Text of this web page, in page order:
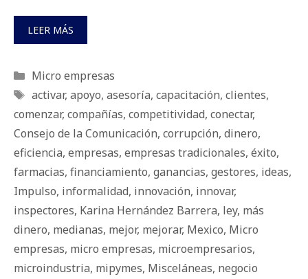
LEER MÁS
Categorías
Micro empresas
Etiquetas
activar, apoyo, asesoría, capacitación, clientes,
comenzar, compañías, competitividad, conectar,
Consejo de la Comunicación, corrupción, dinero,
eficiencia, empresas, empresas tradicionales, éxito,
farmacias, financiamiento, ganancias, gestores, ideas,
Impulso, informalidad, innovación, innovar,
inspectores, Karina Hernández Barrera, ley, más
dinero, medianas, mejor, mejorar, Mexico, Micro
empresas, micro empresas, microempresarios,
microindustria, mipymes, Misceláneas, negocio